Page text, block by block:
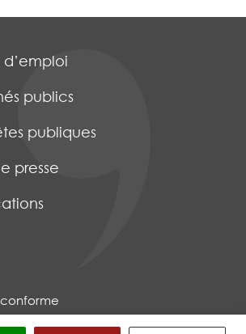
d’emploi
publics
publiques
presse